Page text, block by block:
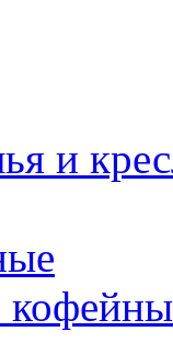
и